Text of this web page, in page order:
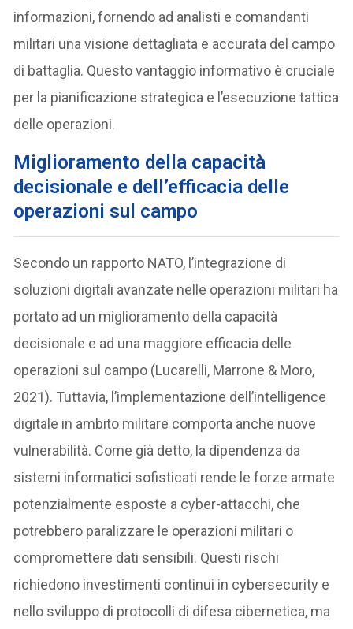
informazioni, fornendo ad analisti e comandanti
militari una visione dettagliata e accurata del campo
di battaglia. Questo vantaggio informativo è cruciale
per la pianificazione strategica e l’esecuzione tattica
delle operazioni.
Miglioramento della capacità
decisionale e dell’efficacia delle
operazioni sul campo
Secondo un rapporto NATO, l’integrazione di
soluzioni digitali avanzate nelle operazioni militari ha
portato ad un miglioramento della capacità
decisionale e ad una maggiore efficacia delle
operazioni sul campo (Lucarelli, Marrone & Moro,
2021). Tuttavia, l’implementazione dell’intelligence
digitale in ambito militare comporta anche nuove
vulnerabilità. Come già detto, la dipendenza da
sistemi informatici sofisticati rende le forze armate
potenzialmente esposte a cyber-attacchi, che
potrebbero paralizzare le operazioni militari o
compromettere dati sensibili. Questi rischi
richiedono investimenti continui in cybersecurity e
nello sviluppo di protocolli di difesa cibernetica, ma